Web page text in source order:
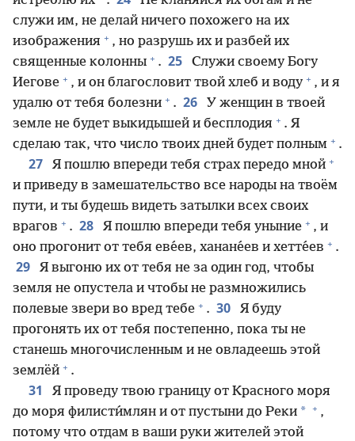
служи им, не делай ничего похожего на их
изображения + , но разрушь их и разбей их
священные колонны + . 25
Служи своему Богу
Иегове + , и он благословит твой хлеб и воду + , и я
удалю от тебя болезни + . 26
У женщин в твоей
земле не будет выкидышей и бесплодия + . Я
сделаю так, что число твоих дней будет полным + .
27 Я пошлю впереди тебя страх передо мной +
и приведу в замешательство все народы на твоём
пути, и ты будешь видеть затылки всех своих
врагов + . 28 Я пошлю впереди тебя уныние + , и
оно прогонит от тебя еве́ев, ханане́ев и хетте́ев + .
29
Я выгоню их от тебя не за один год, чтобы
земля не опустела и чтобы не размножились
полевые звери во вред тебе + . 30
Я буду
прогонять их от тебя постепенно, пока ты не
станешь многочисленным и не овладеешь этой
землёй + .
31
Я проведу твою границу от Красного моря
до моря филисти́млян и от пустыни до Реки * + ,
потому что отдам в ваши руки жителей этой